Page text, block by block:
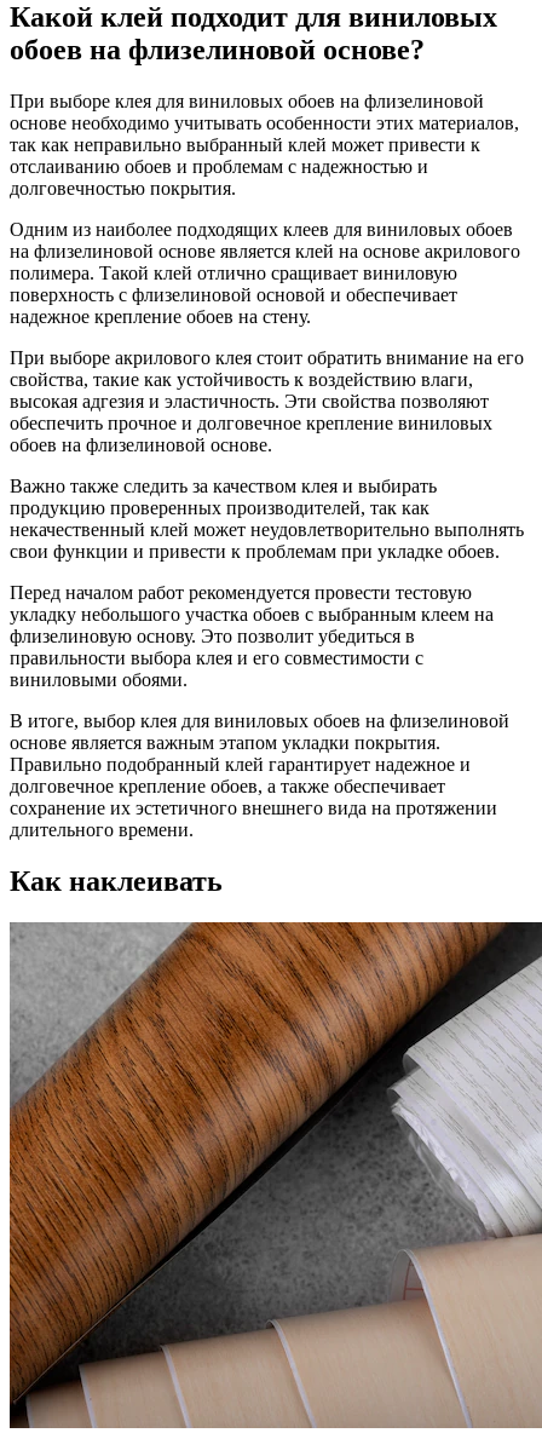
Какой клей подходит для виниловых
обоев на флизелиновой основе?
При выборе клея для виниловых обоев на флизелиновой
основе необходимо учитывать особенности этих материалов,
так как неправильно выбранный клей может привести к
отслаиванию обоев и проблемам с надежностью и
долговечностью покрытия.
Одним из наиболее подходящих клеев для виниловых обоев
на флизелиновой основе является клей на основе акрилового
полимера. Такой клей отлично сращивает виниловую
поверхность с флизелиновой основой и обеспечивает
надежное крепление обоев на стену.
При выборе акрилового клея стоит обратить внимание на его
свойства, такие как устойчивость к воздействию влаги,
высокая адгезия и эластичность. Эти свойства позволяют
обеспечить прочное и долговечное крепление виниловых
обоев на флизелиновой основе.
Важно также следить за качеством клея и выбирать
продукцию проверенных производителей, так как
некачественный клей может неудовлетворительно выполнять
свои функции и привести к проблемам при укладке обоев.
Перед началом работ рекомендуется провести тестовую
укладку небольшого участка обоев с выбранным клеем на
флизелиновую основу. Это позволит убедиться в
правильности выбора клея и его совместимости с
виниловыми обоями.
В итоге, выбор клея для виниловых обоев на флизелиновой
основе является важным этапом укладки покрытия.
Правильно подобранный клей гарантирует надежное и
долговечное крепление обоев, а также обеспечивает
сохранение их эстетичного внешнего вида на протяжении
длительного времени.
Как наклеивать